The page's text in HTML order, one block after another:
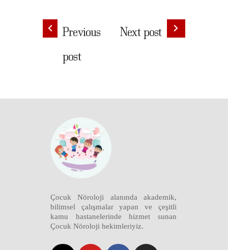
Previous
post
Next post
Çocuk Nöroloji alanında akademik,
bilimsel çalışmalar yapan ve çeşitli
kamu hastanelerinde hizmet sunan
Çocuk Nöroloji hekimleriyiz.